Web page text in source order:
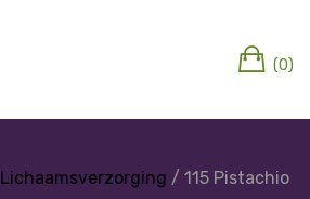
(0)
Lichaamsverzorging / 115 Pistachio